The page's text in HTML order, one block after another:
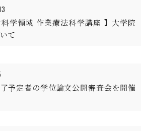
科学領域 作業療法科学講座 】大学院
て
予定者の学位論文公開審査会を開催